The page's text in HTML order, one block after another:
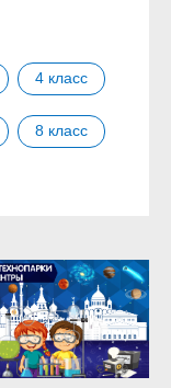
4 класс
8 класс